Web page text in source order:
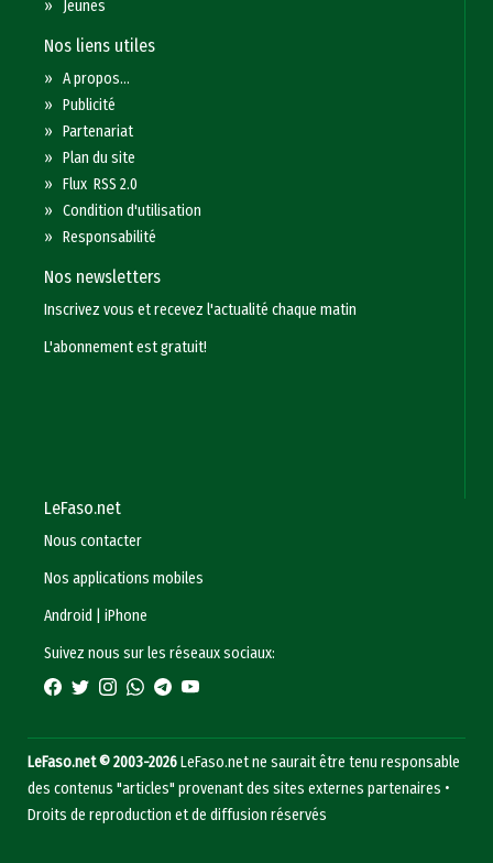
» Jeunes
Nos liens utiles
»A propos...
»Publicité
»Partenariat
»Plan du site
»Flux RSS 2.0
»Condition d'utilisation
»Responsabilité
Nos newsletters
Inscrivez vous et recevez l'actualité chaque matin
L'abonnement est gratuit!
LeFaso.net
Nous contacter
Nos applications mobiles
Android |iPhone
Suivez nous sur les réseaux sociaux:
LeFaso.net © 2003-2026LeFaso.net ne saurait être tenu responsable
des contenus "articles" provenant des sites externes partenaires •
Droits de reproduction et de diffusion réservés